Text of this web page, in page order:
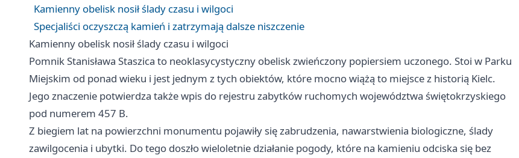
Kamienny obelisk nosił ślady czasu i wilgoci
Specjaliści oczyszczą kamień i zatrzymają dalsze niszczenie
Kamienny obelisk nosił ślady czasu i wilgoci
Pomnik Stanisława Staszica to neoklasycystyczny obelisk zwieńczony popiersiem uczonego. Stoi w Parku
Miejskim od ponad wieku i jest jednym z tych obiektów, które mocno wiążą to miejsce z historią Kielc.
Jego znaczenie potwierdza także wpis do rejestru zabytków ruchomych województwa świętokrzyskiego
pod numerem 457 B.
Z biegiem lat na powierzchni monumentu pojawiły się zabrudzenia, nawarstwienia biologiczne, ślady
zawilgocenia i ubytki. Do tego doszło wieloletnie działanie pogody, które na kamieniu odciska się bez